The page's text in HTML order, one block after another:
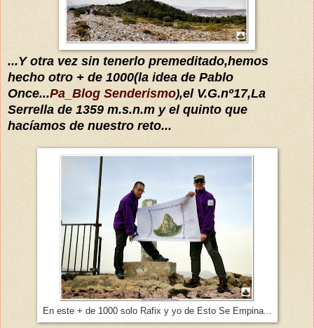
...Y otra vez sin tenerlo premeditado,hemos
hecho otro + de 1000(la idea de Pablo
Once...Pa_Blog Senderismo),el V.G.nº17,La
Serrella de 1359 m.s.n.m y el quinto que
hacíamos de nuestro reto...
En este + de 1000 solo Rafix y yo de Esto Se Empina...